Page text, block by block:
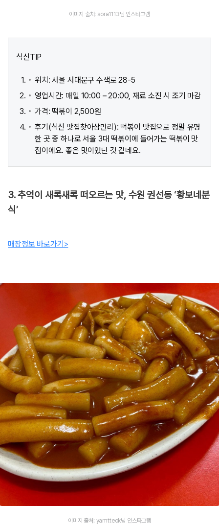
이미지 출처: sora1113님 인스타그램
식신TIP
위치: 서울 서대문구 수색로 28-5
영업시간: 매일 10:00 – 20:00, 재료 소진 시 조기 마감
가격: 떡볶이 2,500원
후기(식신 맛집찾아삼만리): 떡볶이 맛집으로 정말 유명
한 곳 중 하나로 서울 3대 떡볶이에 들어가는 떡볶이 맛
집이에요. 좋은 맛이었던 것 같네요.
3. 추억이 새록새록 떠오르는 맛, 수원 권선동 ‘황보네분
식’
매장정보 바로가기>
이미지 출처: yamtteok님 인스타그램